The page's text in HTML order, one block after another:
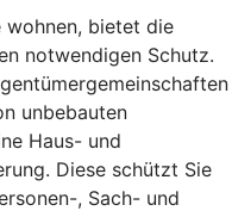
wohnen, bietet die
notwendigen Schutz.
unbebauten
Haus- und
Diese schützt Sie
, Sach- und